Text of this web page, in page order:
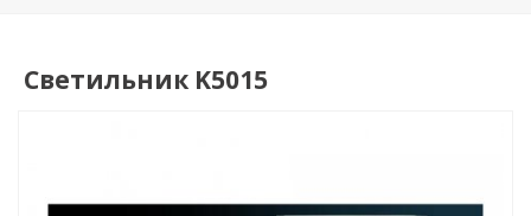
Светильник K5015